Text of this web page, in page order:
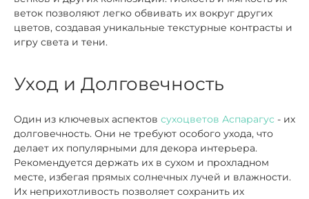
веток позволяют легко обвивать их вокруг других
цветов, создавая уникальные текстурные контрасты и
игру света и тени.
Уход и Долговечность
Один из ключевых аспектов сухоцветов Аспарагус - их
долговечность. Они не требуют особого ухода, что
делает их популярными для декора интерьера.
Рекомендуется держать их в сухом и прохладном
месте, избегая прямых солнечных лучей и влажности.
Их неприхотливость позволяет сохранить их